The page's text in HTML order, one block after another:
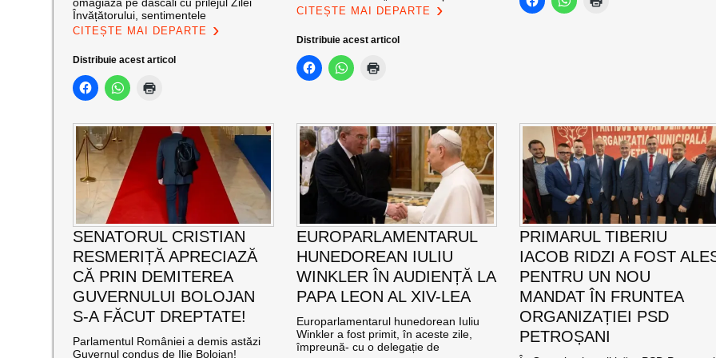
omagiază pe dascăli cu prilejul Zilei
Învățătorului, sentimentele
CITEȘTE MAI DEPARTE
Distribuie acest articol
CITEȘTE MAI DEPARTE
Distribuie acest articol
SENATORUL CRISTIAN
RESMERIȚĂ APRECIAZĂ
CĂ PRIN DEMITEREA
GUVERNULUI BOLOJAN
S-A FĂCUT DREPTATE!
Parlamentul României a demis astăzi
Guvernul condus de Ilie Bolojan!
EUROPARLAMENTARUL
HUNEDOREAN IULIU
WINKLER ÎN AUDIENȚĂ LA
PAPA LEON AL XIV-LEA
Europarlamentarul hunedorean Iuliu
Winkler a fost primit, în aceste zile,
împreună- cu o delegație de
PRIMARUL TIBERIU
IACOB RIDZI A FOST
PENTRU UN NOU
MANDAT ÎN FRUNTEA
ORGANIZAȚIEI PSD
PETROȘANI